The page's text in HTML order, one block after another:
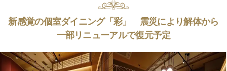
新感覚の個室ダイニング「彩」 震災により解体から
一部リニューアルで復元予定